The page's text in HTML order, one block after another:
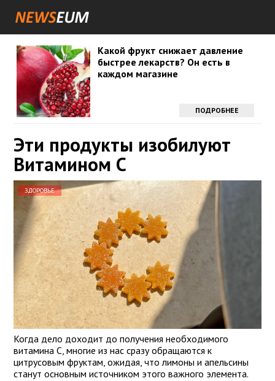
Какой фрукт снижает давление
быстрее лекарств? Он есть в
каждом магазине
ПОДРОБНЕЕ
Эти продукты изобилуют
Витамином С
ЗДОРОВЬЕ
Когда дело доходит до получения необходимого
витамина С, многие из нас сразу обращаются к
цитрусовым фруктам, ожидая, что лимоны и апельсины
станут основным источником этого важного элемента.